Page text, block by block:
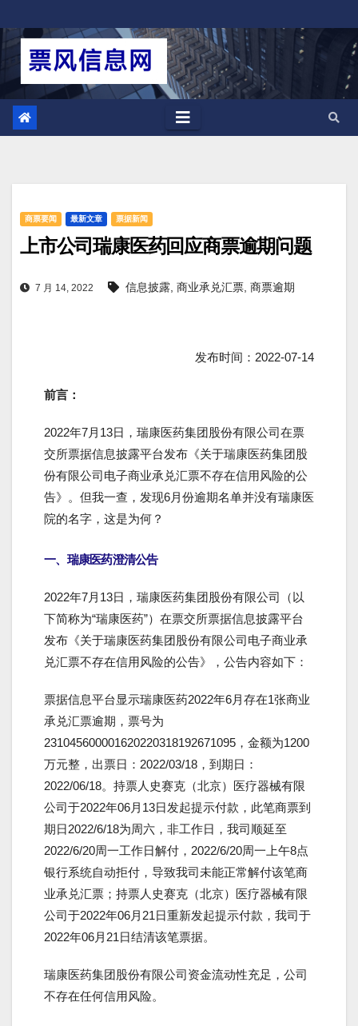
至
商票要闻 最新文章 票据新闻
上市公司瑞康医药回应商票逾期问题
7 月 14, 2022 信息披露 商业承兑汇票 商票逾期
发布时间：2022-07-14
前言：
2022年7月13日，瑞康医药集团股份有限公司在票
交所票据信息披露平台发布《关于瑞康医药集团股
份有限公司电子商业承兑汇票不存在信用风险的公
告》。但我一查，发现6月份逾期名单并没有瑞康医
院的名字，这是为何？
一、瑞康医药澄清公告
2022年7月13日，瑞康医药集团股份有限公司（以
下简称为“瑞康医药”）在票交所票据信息披露平台
发布《关于瑞康医药集团股份有限公司电子商业承
兑汇票不存在信用风险的公告》，公告内容如下：
票据信息平台显示瑞康医药2022年6月存在1张商业
承兑汇票逾期，票号为
231045600001620220318192671095，金额为1200
万元整，出票日：2022/03/18，到期日：
2022/06/18。持票人史赛克（北京）医疗器械有限
公司于2022年06月13日发起提示付款，此笔商票到
期日2022/6/18为周六，非工作日，我司顺延至
2022/6/20周一工作日解付，2022/6/20周一上午8点
银行系统自动拒付，导致我司未能正常解付该笔商
业承兑汇票；持票人史赛克（北京）医疗器械有限
公司于2022年06月21日重新发起提示付款，我司于
2022年06月21日结清该笔票据。
瑞康医药集团股份有限公司资金流动性充足，公司
不存在任何信用风险。